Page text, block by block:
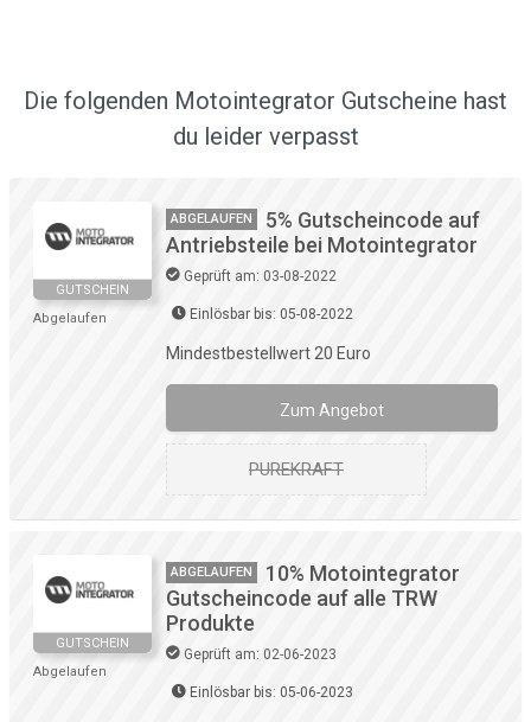
Die folgenden Motointegrator Gutscheine hast
du leider verpasst
GUTSCHEIN
Abgelaufen
ABGELAUFEN
5% Gutscheincode auf
Antriebsteile bei Motointegrator
Geprüft am: 03-08-2022
Einlösbar bis: 05-08-2022
Mindestbestellwert 20 Euro
Zum Angebot
PUREKRAFT
GUTSCHEIN
Abgelaufen
ABGELAUFEN
10% Motointegrator
Gutscheincode auf alle TRW
Produkte
Geprüft am: 02-06-2023
Einlösbar bis: 05-06-2023